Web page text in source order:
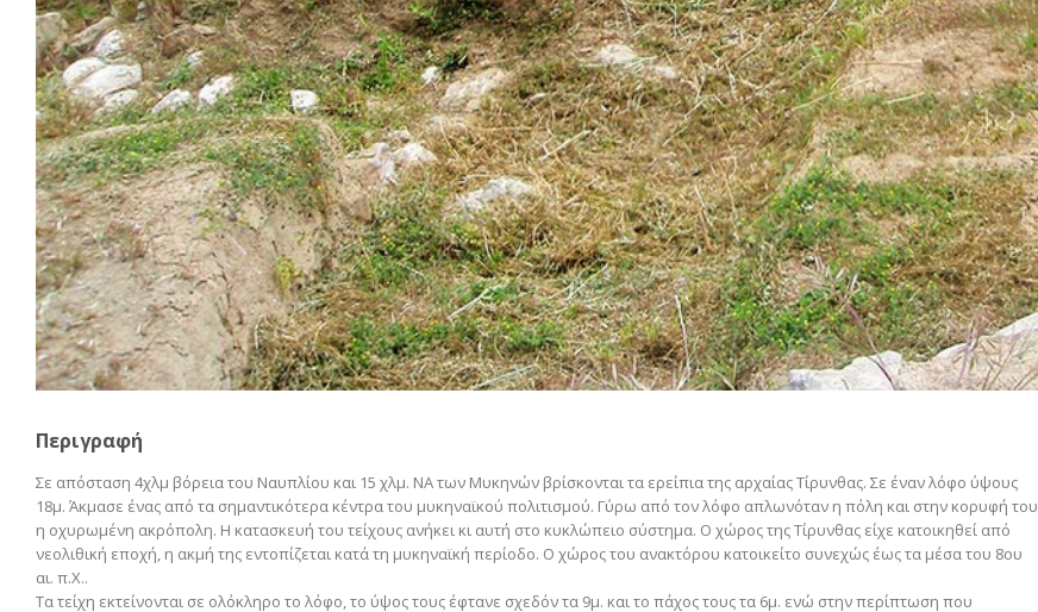
Περιγραφή
Σε απόσταση 4χλμ βόρεια του Ναυπλίου και 15 χλμ. ΝΑ των Μυκηνών βρίσκονται τα ερείπια της αρχαίας Τίρυνθας. Σε έναν λόφο ύψους
18μ. Άκμασε ένας από τα σημαντικότερα κέντρα του μυκηναϊκού πολιτισμού. Γύρω από τον λόφο απλωνόταν η πόλη και στην κορυφή του
η οχυρωμένη ακρόπολη. Η κατασκευή του τείχους ανήκει κι αυτή στο κυκλώπειο σύστημα. Ο χώρος της Τίρυνθας είχε κατοικηθεί από
νεολιθική εποχή, η ακμή της εντοπίζεται κατά τη μυκηναϊκή περίοδο. Ο χώρος του ανακτόρου κατοικείτο συνεχώς έως τα μέσα του 8ου
αι. π.Χ..
Τα τείχη εκτείνονται σε ολόκληρο το λόφο, το ύψος τους έφτανε σχεδόν τα 9μ. και το πάχος τους τα 6μ. ενώ στην περίπτωση που